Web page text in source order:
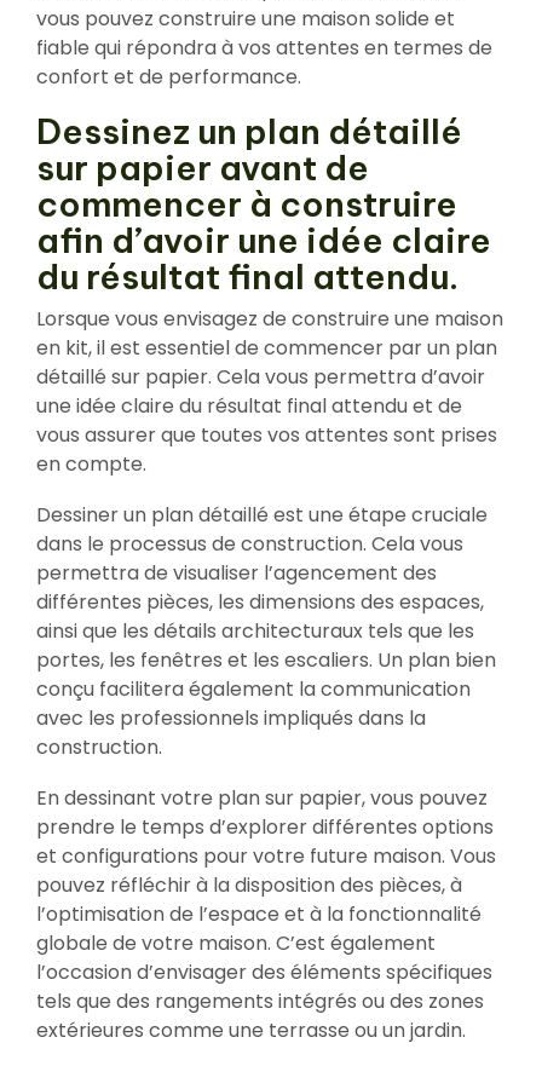
vous pouvez construire une maison solide et
fiable qui répondra à vos attentes en termes de
confort et de performance.
Dessinez un plan détaillé
sur papier avant de
commencer à construire
afin d’avoir une idée claire
du résultat final attendu.
Lorsque vous envisagez de construire une maison
en kit, il est essentiel de commencer par un plan
détaillé sur papier. Cela vous permettra d’avoir
une idée claire du résultat final attendu et de
vous assurer que toutes vos attentes sont prises
en compte.
Dessiner un plan détaillé est une étape cruciale
dans le processus de construction. Cela vous
permettra de visualiser l’agencement des
différentes pièces, les dimensions des espaces,
ainsi que les détails architecturaux tels que les
portes, les fenêtres et les escaliers. Un plan bien
conçu facilitera également la communication
avec les professionnels impliqués dans la
construction.
En dessinant votre plan sur papier, vous pouvez
prendre le temps d’explorer différentes options
et configurations pour votre future maison. Vous
pouvez réfléchir à la disposition des pièces, à
l’optimisation de l’espace et à la fonctionnalité
globale de votre maison. C’est également
l’occasion d’envisager des éléments spécifiques
tels que des rangements intégrés ou des zones
extérieures comme une terrasse ou un jardin.